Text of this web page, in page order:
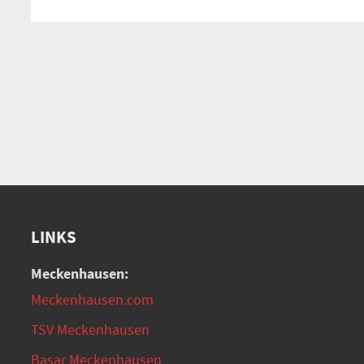
LINKS
Meckenhausen:
Meckenhausen.com
TSV Meckenhausen
Basar Meckenhausen